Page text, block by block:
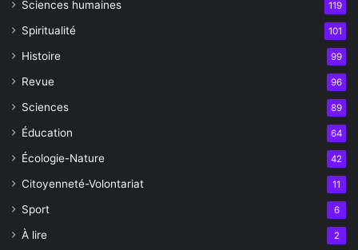
Sciences humaines 119
Spiritualité 101
Histoire 99
Revue 96
Sciences 89
Éducation 64
Écologie-Nature 42
Citoyenneté-Volontariat 11
Sport 6
À lire 2